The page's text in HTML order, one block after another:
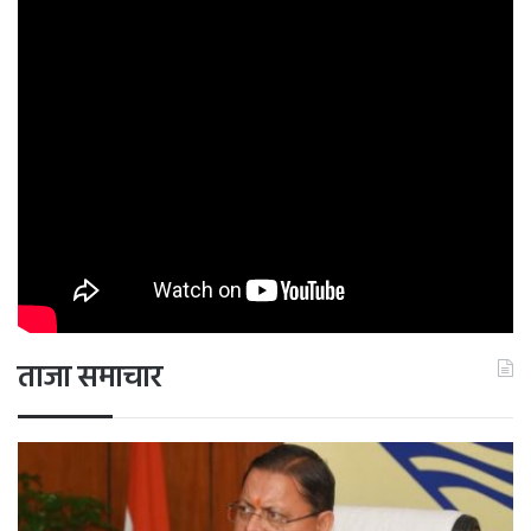
फाइनल करने का मौका मिल सकता है। आपकी नेतृत्व क्षमता बढ़ेगी
और आपके घर किसी अतिथि का आगमन होने से आप प्रसन्न रहेंगे।
वृश्चिक
आज का दिन आपके लिए धन संबंधित मामलों में अच्छा रहने वाला है।
आप अपने अनुभवों का लाभ उठाएंगे और व्यावसायिक गतिविधियां भी
पहले से बेहतर रहेंगी। आपको किसी शुभ मांगलिक कार्यक्रम में
ताजा समाचार